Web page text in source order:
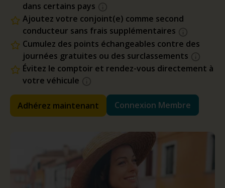
dans certains pays
Ajoutez votre conjoint(e) comme second
conducteur sans frais supplémentaires
Cumulez des points échangeables contre des
journées gratuites ou des surclassements
Évitez le comptoir et rendez-vous directement à
votre véhicule
Adhérez maintenant Connexion Membre